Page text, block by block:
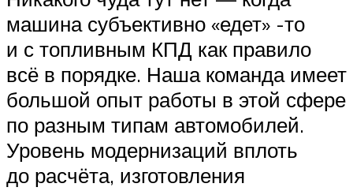
машина субъективно «едет» -то
и с топливным КПД как правило
всё в порядке. Наша команда имеет
большой опыт работы в этой сфере
по разным типам автомобилей.
Уровень модернизаций вплоть
до расчёта, изготовления